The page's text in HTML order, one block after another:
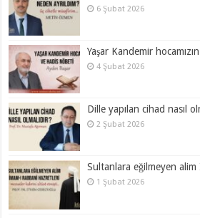
6 Şubat 2026
Yaşar Kandemir
4 Şubat 2026
Dille yapılan cihad nasıl
2 Şubat 2026
Sultanlara eğilmeyen
1 Şubat 2026